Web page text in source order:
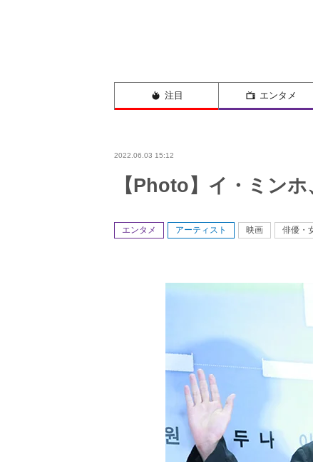
注目 エンタメ
2022.06.03 15:12
【Photo】イ・ミン
エンタメ アーティスト 映画 俳優・